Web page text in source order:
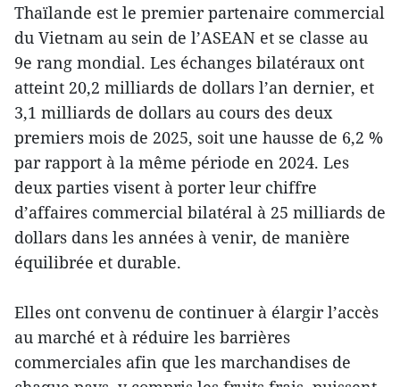
Thaïlande est le premier partenaire commercial
du Vietnam au sein de l’ASEAN et se classe au
9e rang mondial. Les échanges bilatéraux ont
atteint 20,2 milliards de dollars l’an dernier, et
3,1 milliards de dollars au cours des deux
premiers mois de 2025, soit une hausse de 6,2 %
par rapport à la même période en 2024. Les
deux parties visent à porter leur chiffre
d’affaires commercial bilatéral à 25 milliards de
dollars dans les années à venir, de manière
équilibrée et durable.
Elles ont convenu de continuer à élargir l’accès
au marché et à réduire les barrières
commerciales afin que les marchandises de